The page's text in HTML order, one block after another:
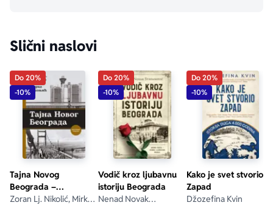
Slični naslovi
Do 20%
-10%
Tajna Novog
Beograda –
dopunjeno izdanje
Zoran Lj. Nikolić, Mirko
Do 20%
-10%
Vodič kroz ljubavnu
istoriju Beograda
Nenad Novak
Do 20%
-10%
Kako je svet stvorio
Zapad
Džozefina Kvin